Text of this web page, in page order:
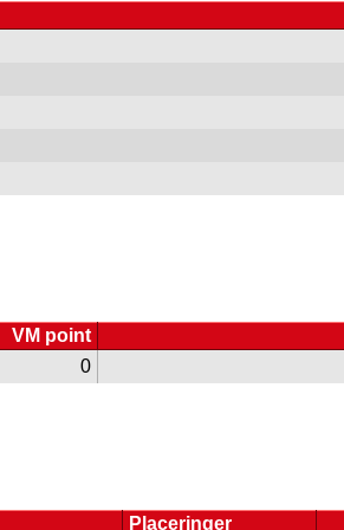
VM point
0
Placeringer